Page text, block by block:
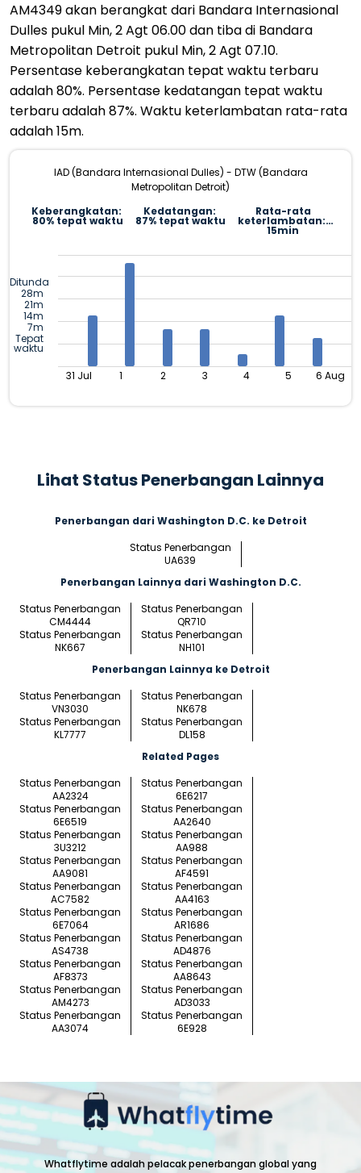
AM4349 akan berangkat dari Bandara Internasional
Dulles pukul Min, 2 Agt 06.00 dan tiba di Bandara
Metropolitan Detroit pukul Min, 2 Agt 07.10.
Persentase keberangkatan tepat waktu terbaru
adalah 80%. Persentase kedatangan tepat waktu
terbaru adalah 87%. Waktu keterlambatan rata-rata
adalah 15m.
IAD (Bandara Internasional Dulles) - DTW (Bandara
Metropolitan Detroit)
Keberangkatan:
80% tepat waktu
Kedatangan:
87% tepat waktu
Rata-rata
keterlambatan:
15min
Ditunda
28m
21m
14m
7m
Tepat
waktu
31 Jul 1 2 3 4 5 6 Aug
Lihat Status Penerbangan Lainnya
Penerbangan dari Washington D.C. ke Detroit
Status Penerbangan
UA639
Penerbangan Lainnya dari Washington D.C.
Status Penerbangan
CM4444
Status Penerbangan
QR710
Status Penerbangan
NK667
Status Penerbangan
NH101
Penerbangan Lainnya ke Detroit
Status Penerbangan
VN3030
Status Penerbangan
NK678
Status Penerbangan
KL7777
Status Penerbangan
DL158
Related Pages
Status Penerbangan
AA2324
Status Penerbangan
6E6217
Status Penerbangan
6E6519
Status Penerbangan
AA2640
Status Penerbangan
3U3212
Status Penerbangan
AA988
Status Penerbangan
AA9081
Status Penerbangan
AF4591
Status Penerbangan
AC7582
Status Penerbangan
AA4163
Status Penerbangan
6E7064
Status Penerbangan
AR1686
Status Penerbangan
AS4738
Status Penerbangan
AD4876
Status Penerbangan
AF8373
Status Penerbangan
AA8643
Status Penerbangan
AM4273
Status Penerbangan
AD3033
Status Penerbangan
AA3074
Status Penerbangan
6E928
Whatflytime adalah pelacak penerbangan global yang